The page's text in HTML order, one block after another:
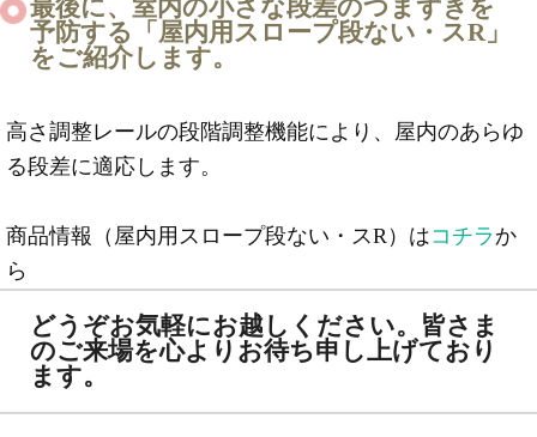
最後に、室内の小さな段差のつまずきを
予防する「屋内用スロープ段ない・スR」
をご紹介します。
高さ調整レールの段階調整機能により、屋内のあらゆ
る段差に適応します。
商品情報（屋内用スロープ段ない・スR）はコチラか
ら
どうぞお気軽にお越しください。皆さま
のご来場を心よりお待ち申し上げており
ます。